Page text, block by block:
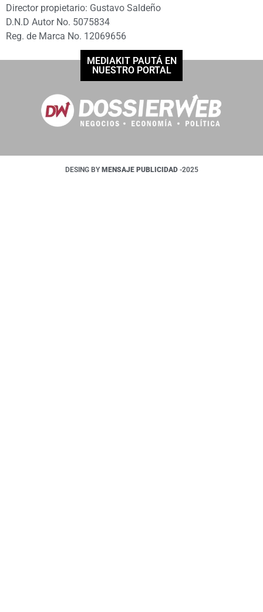
Director propietario: Gustavo Saldeño
D.N.D Autor No. 5075834
Reg. de Marca No. 12069656
MEDIAKIT PAUTÁ EN
NUESTRO PORTAL
DESING BY MENSAJE PUBLICIDAD -2025